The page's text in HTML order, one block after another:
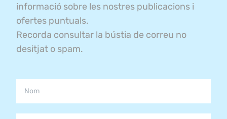
informació sobre les nostres publicacions i
ofertes puntuals.
Recorda consultar la bústia de correu no
desitjat o spam.